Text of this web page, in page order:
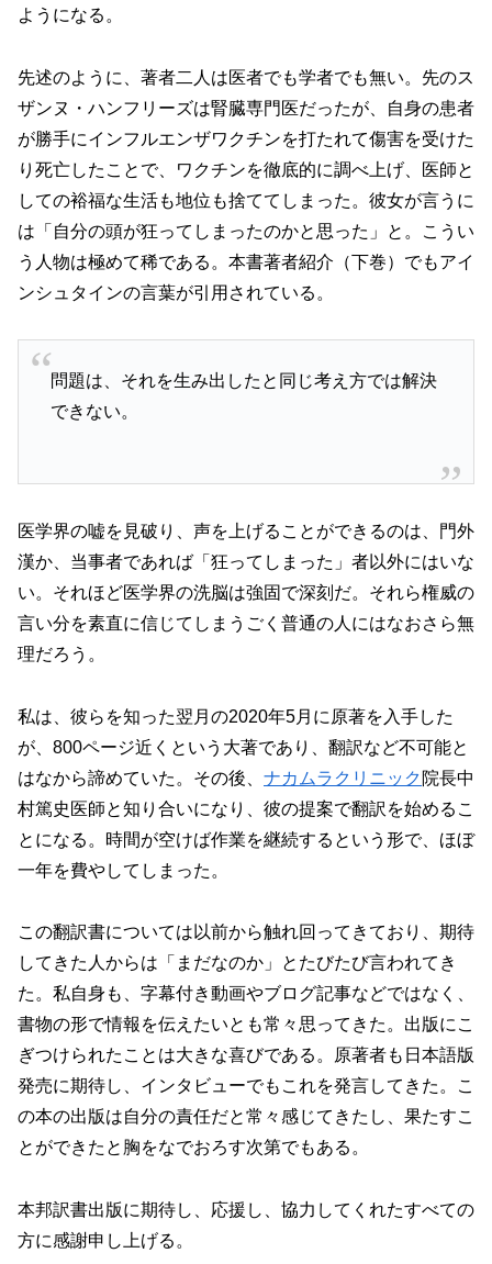
ようになる。
先述のように、著者二人は医者でも学者でも無い。先のス
ザンヌ・ハンフリーズは腎臓専門医だったが、自身の患者
が勝手にインフルエンザワクチンを打たれて傷害を受けた
り死亡したことで、ワクチンを徹底的に調べ上げ、医師と
しての裕福な生活も地位も捨ててしまった。彼女が言うに
は「自分の頭が狂ってしまったのかと思った」と。こうい
う人物は極めて稀である。本書著者紹介（下巻）でもアイ
ンシュタインの言葉が引用されている。
問題は、それを生み出したと同じ考え方では解決
できない。
医学界の嘘を見破り、声を上げることができるのは、門外
漢か、当事者であれば「狂ってしまった」者以外にはいな
い。それほど医学界の洗脳は強固で深刻だ。それら権威の
言い分を素直に信じてしまうごく普通の人にはなおさら無
理だろう。
私は、彼らを知った翌月の2020年5月に原著を入手した
が、800ページ近くという大著であり、翻訳など不可能と
はなから諦めていた。その後、 ナカムラクリニック 院長中
村篤史医師と知り合いになり、彼の提案で翻訳を始めるこ
とになる。時間が空けば作業を継続するという形で、ほぼ
一年を費やしてしまった。
この翻訳書については以前から触れ回ってきており、期待
してきた人からは「まだなのか」とたびたび言われてき
た。私自身も、字幕付き動画やブログ記事などではなく、
書物の形で情報を伝えたいとも常々思ってきた。出版にこ
ぎつけられたことは大きな喜びである。原著者も日本語版
発売に期待し、インタビューでもこれを発言してきた。こ
の本の出版は自分の責任だと常々感じてきたし、果たすこ
とができたと胸をなでおろす次第でもある。
本邦訳書出版に期待し、応援し、協力してくれたすべての
方に感謝申し上げる。